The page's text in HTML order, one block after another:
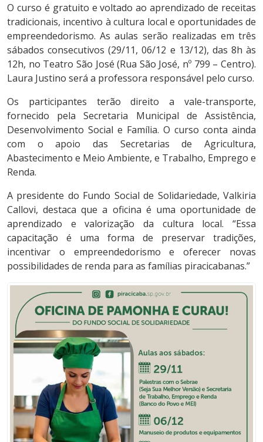
O curso é gratuito e voltado ao aprendizado de receitas
tradicionais, incentivo à cultura local e oportunidades de
empreendedorismo. As aulas serão realizadas em três
sábados consecutivos (29/11, 06/12 e 13/12), das 8h às
12h, no Teatro São José (Rua São José, nº 799 – Centro).
Laura Justino será a professora responsável pelo curso.
Os participantes terão direito a vale-transporte,
fornecido pela Secretaria Municipal de Assistência,
Desenvolvimento Social e Família. O curso conta ainda
com o apoio das Secretarias de Agricultura,
Abastecimento e Meio Ambiente, e Trabalho, Emprego e
Renda.
A presidente do Fundo Social de Solidariedade, Valkiria
Callovi, destaca que a oficina é uma oportunidade de
aprendizado e valorização da cultura local. “Essa
capacitação é uma forma de preservar tradições,
incentivar o empreendedorismo e oferecer novas
possibilidades de renda para as famílias piracicabanas.”